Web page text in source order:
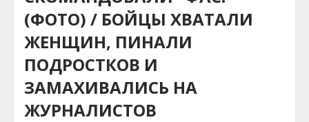
(ФОТО) / БОЙЦЫ ХВАТАЛИ
ЖЕНЩИН, ПИНАЛИ
ПОДРОСТКОВ И
ЗАМАХИВАЛИСЬ НА
ЖУРНАЛИСТОВ